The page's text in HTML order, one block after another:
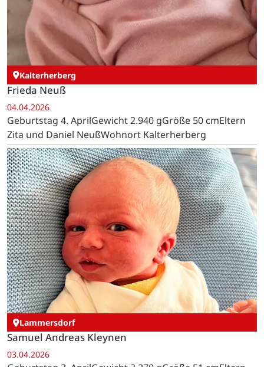
Kalterherberg
Frieda Neuß
04.04.2026
Geburtstag 4. AprilGewicht 2.940 gGröße 50 cmEltern
Zita und Daniel NeußWohnort Kalterherberg
Lammersdorf
Samuel Andreas Kleynen
03.04.2026